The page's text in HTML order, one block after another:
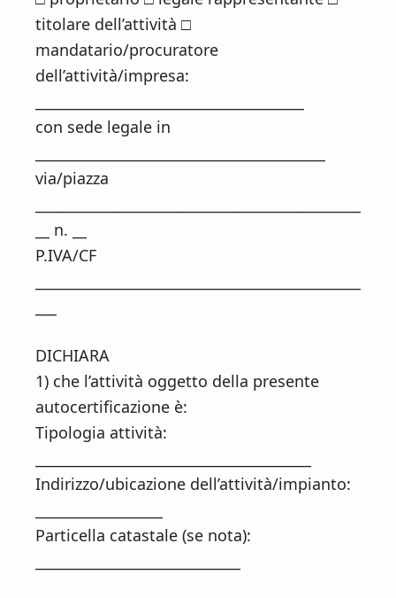
titolare dell’attività □
mandatario/procuratore
dell’attività/impresa:
con sede legale in
via/piazza
__ n. __
P.IVA/CF
DICHIARA
1) che l’attività oggetto della presente
autocertificazione è:
Tipologia attività:
Indirizzo/ubicazione dell’attività/impianto:
Particella catastale (se nota):